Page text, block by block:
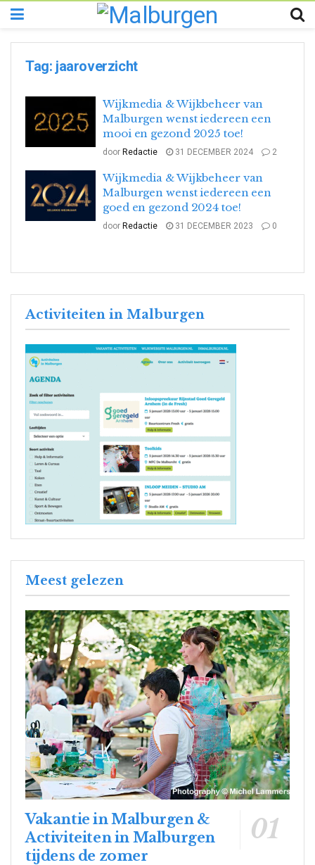
Tag: jaaroverzicht
Wijkmedia & Wijkbeheer van
Malburgen wenst iedereen een
mooi en gezond 2025 toe!
door Redactie 31 DECEMBER 2024 2
Wijkmedia & Wijkbeheer van
Malburgen wenst iedereen een
goed en gezond 2024 toe!
door Redactie 31 DECEMBER 2023 0
Activiteiten in Malburgen
Meest gelezen
Vakantie in Malburgen &
Activiteiten in Malburgen
tijdens de zomer